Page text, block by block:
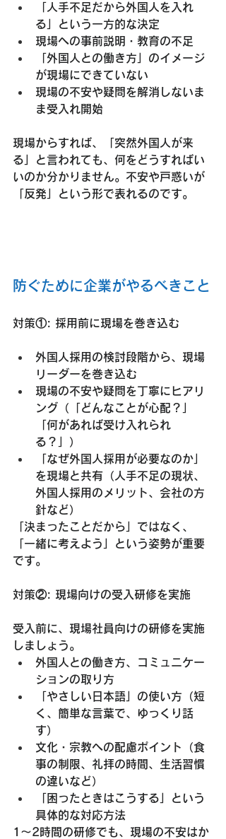
「人手不足だから外国人を入れ
る」という一方的な決定
現場への事前説明・教育の不足
「外国人との働き方」のイメージ
が現場にできていない
現場の不安や疑問を解消しないま
ま受入れ開始
現場からすれば、「突然外国人が来
る」と言われても、何をどうすればい
いのか分かりません。不安や戸惑いが
「反発」という形で表れるのです。
防ぐために企業がやるべきこと
対策①: 採用前に現場を巻き込む
外国人採用の検討段階から、現場
リーダーを巻き込む
現場の不安や疑問を丁寧にヒアリ
ング（「どんなことが心配？」
「何があれば受け入れられ
る？」）
「なぜ外国人採用が必要なのか」
を現場と共有 （人手不足の現状、
外国人採用のメリット、会社の方
針など）
「決まったことだから」ではなく、
「一緒に考えよう」という姿勢が重要
です。
対策②: 現場向けの受入研修を実施
受入前に、現場社員向けの研修を実施
しましょう。
外国人との働き方、コミュニケー
ションの取り方
「やさしい日本語」の使い方 （短
く、簡単な言葉で、ゆっくり話
す）
文化・宗教への配慮ポイント
（食
事の制限、礼拝の時間、生活習慣
の違いなど）
「困ったときはこうする」という
具体的な対応方法
1〜2時間の研修でも、現場の不安はか